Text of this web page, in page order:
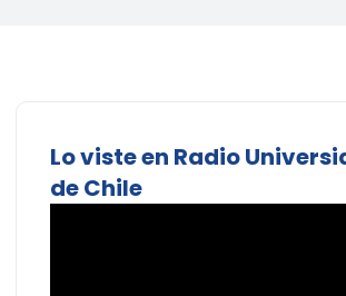
Lo viste en Radio
de Chile